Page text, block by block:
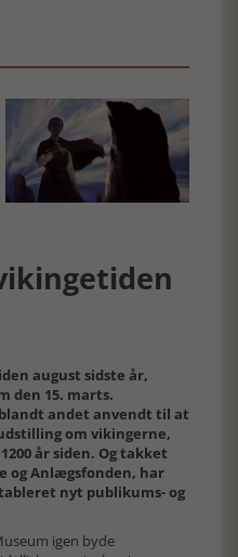
august sidste år,
den 15. marts.
andet anvendt til at
om vikingerne,
år siden. Og takket
og Anlægsfonden, har
nyt publikums- og
igen byde